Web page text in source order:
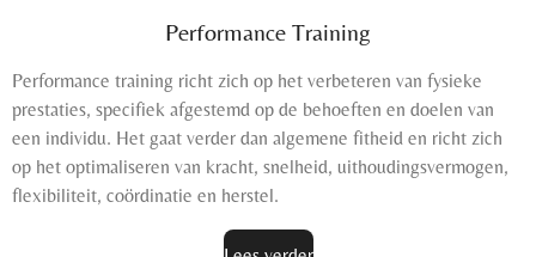
Performance Training
Performance training richt zich op het verbeteren van fysieke
prestaties, specifiek afgestemd op de behoeften en doelen van
een individu. Het gaat verder dan algemene fitheid en richt zich
op het optimaliseren van kracht, snelheid, uithoudingsvermogen,
flexibiliteit, coördinatie en herstel.